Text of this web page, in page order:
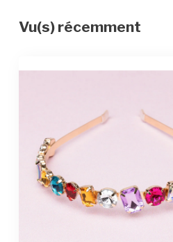
Vu(s) récemment